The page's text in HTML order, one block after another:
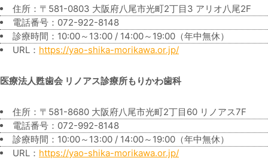
住所：〒581-0803 大阪府八尾市光町2丁目3 アリオ八尾2F
電話番号：072-922-8148
診療時間：10:00～13:00 / 14:00～19:00（年中無休）
URL： https://yao-shika-morikawa.or.jp/
医療法人甦歯会 リノアス診療所もりかわ歯科
住所：〒581-8680 大阪府八尾市光町2丁目60 リノアス7F
電話番号：072-992-8148
診療時間：10:00～13:00 / 14:00～19:00（年中無休）
URL： https://yao-shika-morikawa.or.jp/